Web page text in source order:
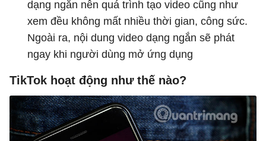
dạng ngắn nên quá trình tạo video cũng như
xem đều không mất nhiều thời gian, công sức.
Ngoài ra, nội dung video dạng ngắn sẽ phát
ngay khi người dùng mở ứng dụng
TikTok hoạt động như thế nào?